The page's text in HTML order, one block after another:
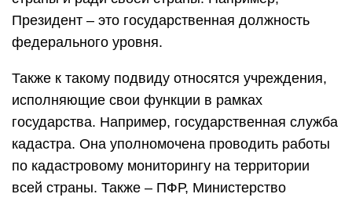
Президент – это государственная должность
федерального уровня.
Также к такому подвиду относятся учреждения,
исполняющие свои функции в рамках
государства. Например, государственная служба
кадастра. Она уполномочена проводить работы
по кадастровому мониторингу на территории
всей страны. Также – ПФР, Министерство